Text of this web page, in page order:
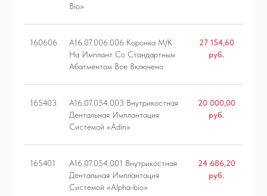
Bio»
160606
A16.07.006.006 Коронка М/К
На Имплант Со Стандартным
Абатментом Все Включено
27 154,60
руб.
165403
A16.07.054.003 Внутрикостная
Дентальная Имплантация
Системой «Adin»
20 000,00
руб.
165401
A16.07.054.001 Внутрикостная
Дентальная Имплантация
Системой «Alpha-bio»
24 686,20
руб.